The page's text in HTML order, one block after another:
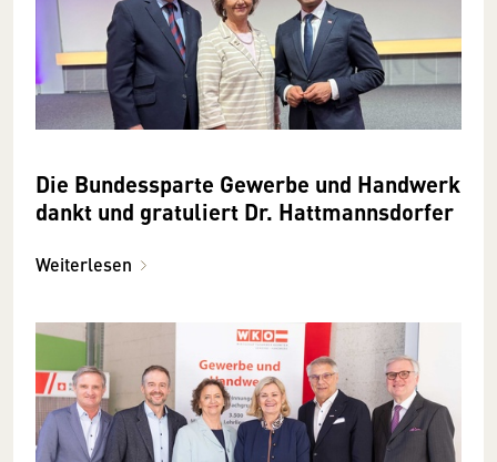
Die Bundessparte Gewerbe und Handwerk
dankt und gratuliert Dr. Hattmannsdorfer
Weiterlesen